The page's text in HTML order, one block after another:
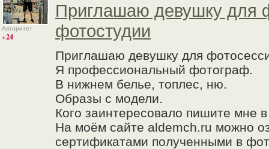
Авторитет
+24
Приглашаю девушку для
фотостудии
Приглашаю девушку для
Я профессиональный фотограф.
В нижнем белье, топлес, ню.
Образы с модели.
Кого заинтересовало пишите мне
На моём сайте aldemch.ru можно
сертификатами полученными в